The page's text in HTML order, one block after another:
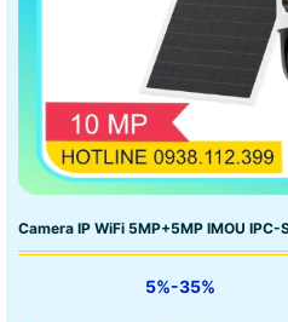
Camera IP WiFi 5MP+5MP IMOU
5%-35%